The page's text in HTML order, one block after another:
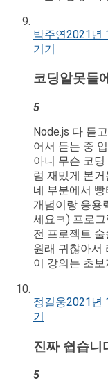
박주연2021년
기기
코딩알못들
5
Node.js 다 듣
어서 듣는 중
아니 무슨 코
럼 재밌게 본
네 부분에서
개념이랑 응용
세요ㅋ) 프로
전 프로젝트
원래 귀찮아서
이 강의는 초
정길웅2021년
기
진짜 쉽습니
5